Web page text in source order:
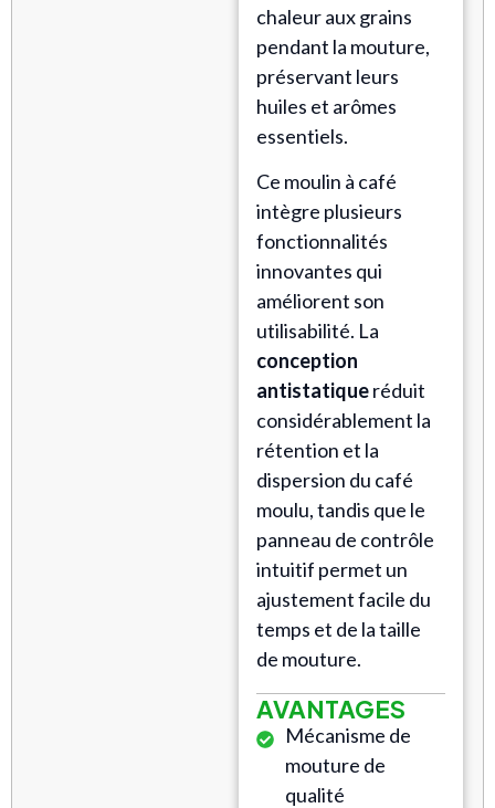
chaleur aux grains
pendant la mouture,
préservant leurs
huiles et arômes
essentiels.
Ce moulin à café
intègre plusieurs
fonctionnalités
innovantes qui
améliorent son
utilisabilité. La
conception
antistatiqueréduit
considérablement la
rétention et la
dispersion du café
moulu, tandis que le
panneau de contrôle
intuitif permet un
ajustement facile du
temps et de la taille
de mouture.
AVANTAGES
Mécanisme de
mouture de
qualité